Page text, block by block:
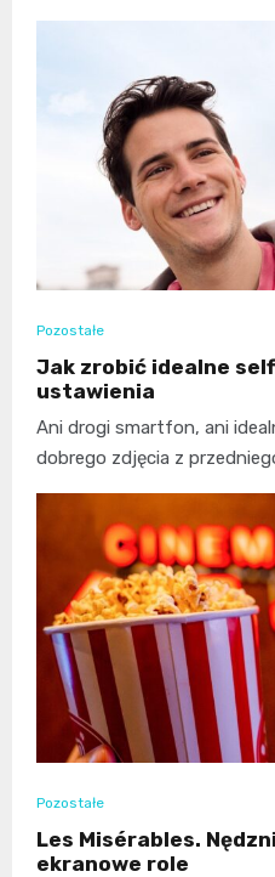
Pozostałe
Jak zrobić idealne
ustawienia
Ani drogi smartfon, ani
dobrego zdjęcia z
Pozostałe
Les Misérables.
ekranowe role